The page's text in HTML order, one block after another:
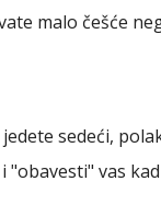
malo češće
sedeći,
vas